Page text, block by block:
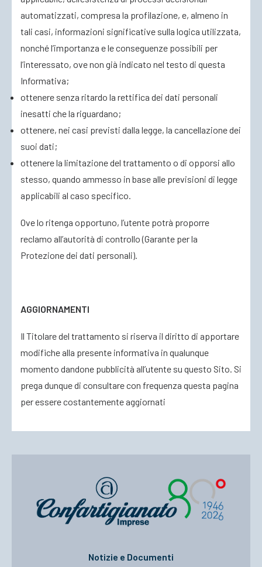
automatizzati, compresa la profilazione, e, almeno in
tali casi, informazioni significative sulla logica utilizzata,
nonché l’importanza e le conseguenze possibili per
l’interessato, ove non già indicato nel testo di questa
Informativa;
ottenere senza ritardo la rettifica dei dati personali
inesatti che la riguardano;
ottenere, nei casi previsti dalla legge, la cancellazione dei
suoi dati;
ottenere la limitazione del trattamento o di opporsi allo
stesso, quando ammesso in base alle previsioni di legge
applicabili al caso specifico.
Ove lo ritenga opportuno, l’utente potrà proporre
reclamo all’autorità di controllo (Garante per la
Protezione dei dati personali).
AGGIORNAMENTI
Il Titolare del trattamento si riserva il diritto di apportare
modifiche alla presente informativa in qualunque
momento dandone pubblicità all’utente su questo Sito. Si
prega dunque di consultare con frequenza questa pagina
per essere costantemente aggiornati
Notizie e Documenti